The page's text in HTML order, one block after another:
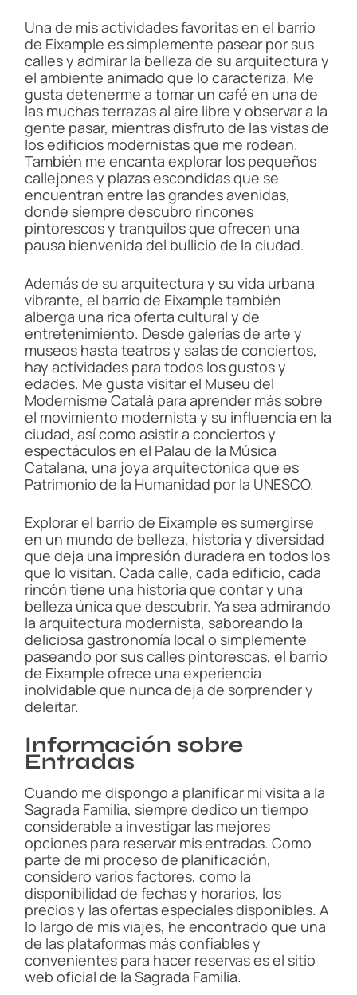
Una de mis actividades favoritas en el barrio
de Eixample es simplemente pasear por sus
calles y admirar la belleza de su arquitectura y
el ambiente animado que lo caracteriza. Me
gusta detenerme a tomar un café en una de
las muchas terrazas al aire libre y observar a la
gente pasar, mientras disfruto de las vistas de
los edificios modernistas que me rodean.
También me encanta explorar los pequeños
callejones y plazas escondidas que se
encuentran entre las grandes avenidas,
donde siempre descubro rincones
pintorescos y tranquilos que ofrecen una
pausa bienvenida del bullicio de la ciudad.
Además de su arquitectura y su vida urbana
vibrante, el barrio de Eixample también
alberga una rica oferta cultural y de
entretenimiento. Desde galerías de arte y
museos hasta teatros y salas de conciertos,
hay actividades para todos los gustos y
edades. Me gusta visitar el Museu del
Modernisme Català para aprender más sobre
el movimiento modernista y su influencia en la
ciudad, así como asistir a conciertos y
espectáculos en el Palau de la Música
Catalana, una joya arquitectónica que es
Patrimonio de la Humanidad por la UNESCO.
Explorar el barrio de Eixample es sumergirse
en un mundo de belleza, historia y diversidad
que deja una impresión duradera en todos los
que lo visitan. Cada calle, cada edificio, cada
rincón tiene una historia que contar y una
belleza única que descubrir. Ya sea admirando
la arquitectura modernista, saboreando la
deliciosa gastronomía local o simplemente
paseando por sus calles pintorescas, el barrio
de Eixample ofrece una experiencia
inolvidable que nunca deja de sorprender y
deleitar.
Información sobre
Entradas
Cuando me dispongo a planificar mi visita a la
Sagrada Familia, siempre dedico un tiempo
considerable a investigar las mejores
opciones para reservar mis entradas. Como
parte de mi proceso de planificación,
considero varios factores, como la
disponibilidad de fechas y horarios, los
precios y las ofertas especiales disponibles. A
lo largo de mis viajes, he encontrado que una
de las plataformas más confiables y
convenientes para hacer reservas es el sitio
web oficial de la Sagrada Familia.